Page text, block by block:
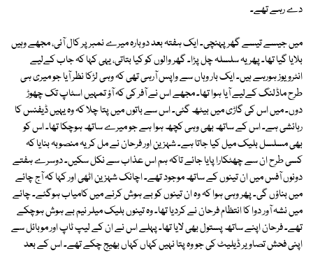
دے رہے تھے۔
میں جیسے تیسے گھر پہنچی۔ ایک ہفتہ بعد دوبارہ میرے نمبر پر کال آئی، مجھے وہیں
بلایا گیا تھا۔ پھر یہ سلسلہ چل پڑا۔ گھر والوں کو کیا بتاتی، یہی کہا کہ جاب کےلیے
انٹرویوز ہورہے ہیں۔ ایک بار وہاں سے واپس آرہی تھی کہ وہی لڑکا نظر آیا جو میری ہی
طرح ماڈلنگ کےلیے آیا ہوا تھا۔ مجھے اس نے آفر کی کہ آؤ تمہیں اسٹاپ تک چھوڑ
دوں۔ میں اس کی گاڑی میں بیٹھ گئی۔ اس سے باتوں میں پتا چلا کہ وہ یہیں ڈیفنس کا
رہائشی ہے۔ اس کے ساتھ بھی وہی کچھ ہوا ہے جو میرے ساتھ ہوچکا تھا۔ اس کو
بھی مسلسل بلیک میل کیا جاتا ہے۔ شہزین اور فرحان نے مل کر یہ منصوبہ بنایا کہ
کسی طرح ان سے چھٹکارا پایا جائے تاکہ ہم اس عذاب سے نکل سکیں۔ دوسرے ہفتے
دونوں آفس میں ان تینوں کے ساتھ موجود تھے۔ اچانک شہزین اٹھی اور کہا کہ آج چائے
میں بناؤں گی۔ پھر وہی ہوا کہ وہ ان تینوں کو بے ہوش کرنے میں کامیاب ہوگئے۔ چائے
میں نشہ آور دوا کا انتظام فرحان نے کردیا تھا۔ وہ تینوں بلیک میلر نیم بے ہوش ہوچکے
تھے۔ فرحان اپنے ساتھ پستول بھی لایا تھا۔ پہلے اس نے ان کے لیپ ٹاپ اور موبائل سے
اپنی فحش تصاویر ڈیلیٹ کی جو وہ پتا نہیں کہاں کہاں بھیج چکے تھے۔ اس کے بعد